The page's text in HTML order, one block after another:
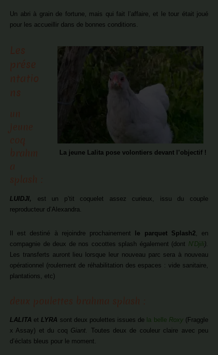
Un abri à grain de fortune, mais qui fait l’affaire, et le tour était joué
pour les accueillir dans de bonnes conditions.
La jeune Lalita pose volontiers devant l’objectif !
LUIDJI,
est un p’tit coquelet assez curieux, issu du couple
reproducteur d’Alexandra.
Il est destiné à rejoindre prochainement le parquet Splash2 , en
compagnie de deux de nos cocottes splash également (dont N’Djili).
Les transferts auront lieu lorsque leur nouveau parc sera à nouveau
opérationnel (roulement de réhabilitation des espaces : vide sanitaire,
plantations, etc)
LALITA etLYRA sont deux poulettes issues de la belle Roxy(Fraggle
x Assay) et du coq Giant. Toutes deux de couleur claire avec peu
d’éclats bleus pour le moment.